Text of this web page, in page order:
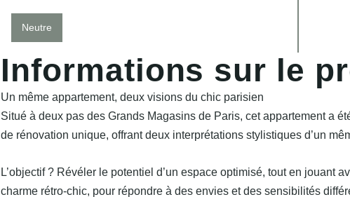
Neutre
Informations sur le pr
Un même appartement, deux visions du chic parisien
Situé à deux pas des Grands Magasins de Paris, cet appartement a
de rénovation unique, offrant deux interprétations stylistiques d’un
L’objectif ? Révéler le potentiel d’un espace optimisé, tout en jouant
charme rétro-chic, pour répondre à des envies et des sensibilités